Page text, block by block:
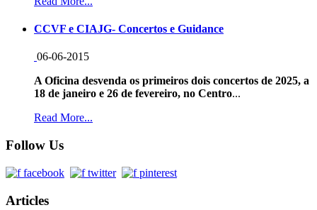
CCVF e CIAJG- Concertos e Guidance
06-06-2015
A Oficina desvenda os primeiros dois concertos de 2025, a
18 de janeiro e 26 de fevereiro, no Centro...
Read More...
Follow Us
Articles